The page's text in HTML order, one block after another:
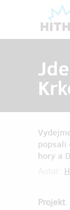
popsali
hory a
Projekt